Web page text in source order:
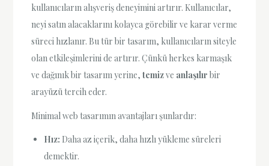
kullanıcıların alışveriş deneyimini artırır. Kullanıcılar,
neyi satın alacaklarını kolayca görebilir ve karar verme
süreci hızlanır. Bu tür bir tasarım, kullanıcıların siteyle
olan etkileşimlerini de artırır. Çünkü herkes karmaşık
ve dağınık bir tasarım yerine,temizve anlaşılır bir
arayüzü tercih eder.
Minimal web tasarımın avantajları şunlardır:
Hız: Daha az içerik, daha hızlı yükleme süreleri
demektir.